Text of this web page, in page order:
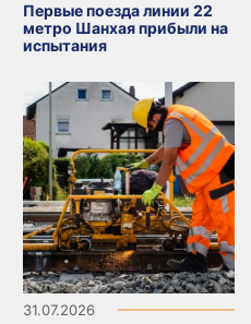
Первые поезда линии 22
метро Шанхая прибыли на
испытания
31.07.2026